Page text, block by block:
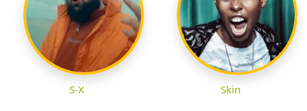
S-X Skin